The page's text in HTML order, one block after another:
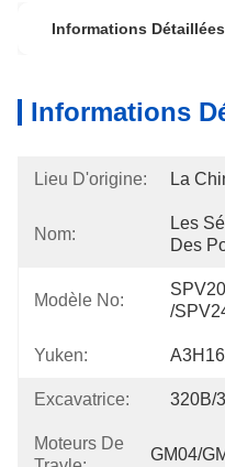
Informations Détaillées
Informations
Lieu D'origine: La
Nom:
Les
Des
Modèle No:
/
Yuken:
Excavatrice: 320B/
Moteurs De
GM04/